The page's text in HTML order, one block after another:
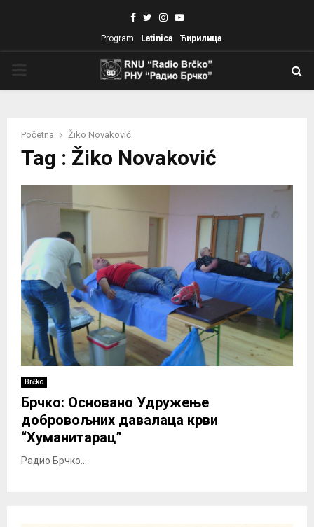
Facebook
TwitterInstagram
Youtube
Program Latinica Ћирилица
Početna Žiko Novaković
Tag : Žiko Novaković
Brčko
Брчко: Основано Удружење
добровољних давалаца крви
“Хуманитарац”
Радио Брчко...